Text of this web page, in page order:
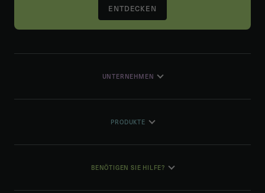
ENTDECKEN
UNTERNEHMEN
PRODUKTE
BENÖTIGEN SIE HILFE?